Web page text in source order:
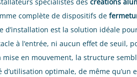
complète de dispositifs de
d’installation est la solution idéale
à l’entrée, ni aucun effet de seuil,
mise en mouvement, la structure
optimale, de même qu’un
et